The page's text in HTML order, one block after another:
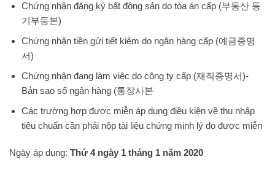
Chứng nhận đăng ký bất động sản do tòa án cấp (부동산 등
기부등본)
Chứng nhận tiền gửi tiết kiệm do ngân hàng cấp (예금증명
서)
Chứng nhận đang làm việc do công ty cấp (재직증명서)-
Bản sao sổ ngân hàng (통장사본
Các trường hợp được miễn áp dụng điều kiện về thu nhập
tiêu chuẩn cần phải nộp tài liệu chứng minh lý do được miễn
Ngày áp dụng: Thứ 4 ngày 1 tháng 1 năm 2020